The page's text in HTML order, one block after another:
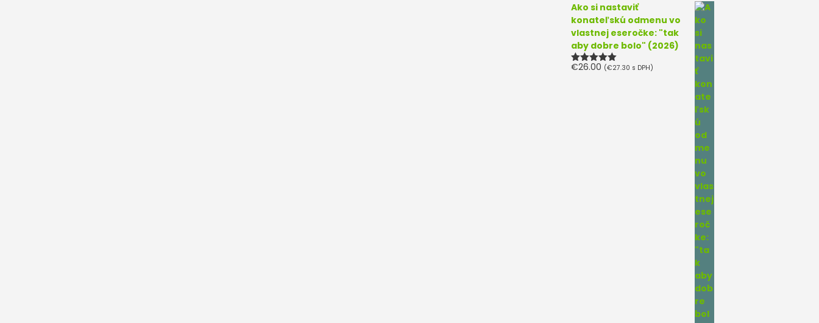
Ako si nastaviť
konateľskú odmenu vo
vlastnej eseročke: "tak
aby dobre bolo" (2026)
Hodnotenie
€26.00 (€27.30 s DPH)